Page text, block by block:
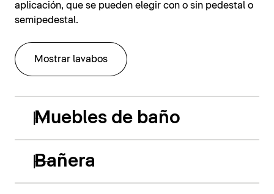
aplicación, que se pueden elegir con o sin pedestal o
semipedestal.
Mostrar lavabos
Muebles de baño
Bañera